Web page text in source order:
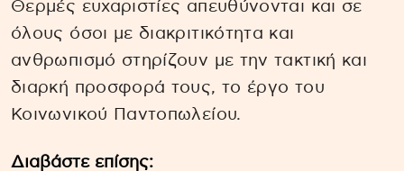
Θερμές ευχαριστίες απευθύνονται και σε
όλους όσοι με διακριτικότητα και
ανθρωπισμό στηρίζουν με την τακτική και
διαρκή προσφορά τους, το έργο του
Κοινωνικού Παντοπωλείου.
Διαβάστε επίσης: